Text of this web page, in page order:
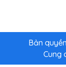
Bản
Cung